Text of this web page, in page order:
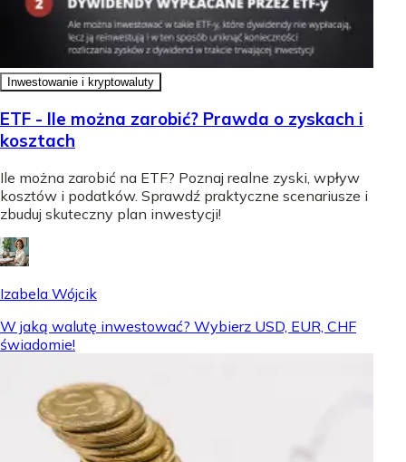
Inwestowanie i kryptowaluty
ETF - Ile można zarobić? Prawda o zyskach i
kosztach
Ile można zarobić na ETF? Poznaj realne zyski, wpływ
kosztów i podatków. Sprawdź praktyczne scenariusze i
zbuduj skuteczny plan inwestycji!
Izabela Wójcik
W jaką walutę inwestować? Wybierz USD, EUR, CHF
świadomie!